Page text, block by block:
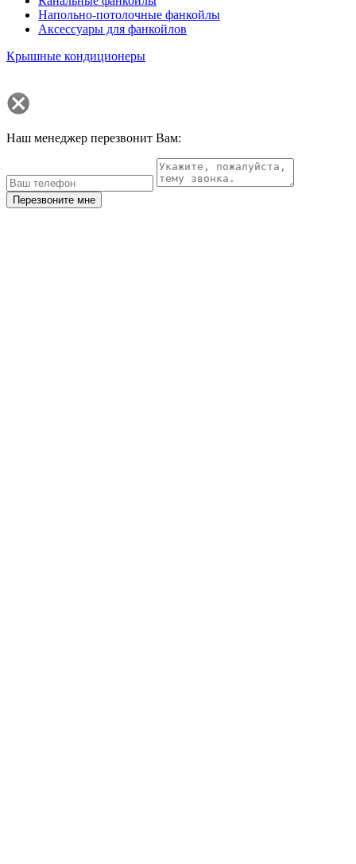
Напольно-потолочные фанкойлы
Аксессуары для фанкойлов
Крышные кондиционеры
Наш менеджер перезвонит Вам:
Перезвоните мне